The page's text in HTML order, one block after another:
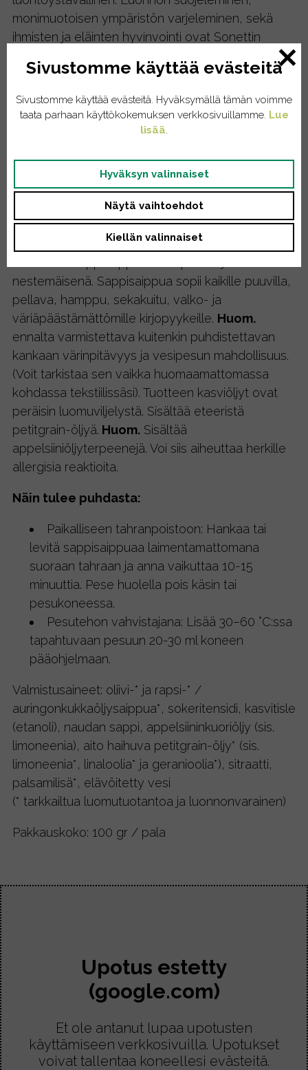
monimuotoisen ympäristön varjeleminen, sekä
ihmisten ja eläinten hyvinvointi ovat Sonettin
Kiusaako ärsyttävä tahra
suosikkitekstiilissäsi? Sonettin tahranpoistoaine –
sappisaippua – ratkaisee kriisin. Se poistaa kaikki
fläkit kankaista. Sellaiset hankalatkin läntit, kuten
rasva-, hedelmä-, ruoho-, mustekynä- ,
nestemäisenä. Sappisaippua sopii kaikille puuvilla,
pellava, hamppu, sekakuitu, valko- ja
väriäpäästämättömille kirjopyykeille. Huom.
ennalta varmistettava kuitenkin puhdistettavan
kankaan värinpitävyys ja vesipesun mahdollisuus.
(Voit tarkistaa sen vaikka huomaamattomassa
kohdassa tekstiilissäsi). Tuotteen kasviöljyt ovat
peräisin luomuviljelystä. Sisältää eteeristä
petitgrain-öljyä. Huom. Sisältää
appelsiiniöljyterpeenejä. Voi siis aiheuttaa herkille
allergisia reaktioita.
Näin tulee puhdasta:
Paikalliseen tahranpoistoon: Hankaa tai
levitä sappisaippuaa laimentamattomana
suoraan tahraan ja anna vaikuttaa 10-15
minuuttia. Pese huolella pois käsin tai
pesukoneessa.
Pesutehon vahvistajana: Lisää 30–60 °C:ssa
tapahtuvaan pesuun 20-30 ml koneen
pääohjelmaan.
Valmistusaineet: oliivi-* ja rapsi-* /
auringonkukkaöljysaippua*, sokeritensidi, kasvitisle
(etanoli), naudan sappi, appelsiininkuoriöljy (sis.
limoneenia), aito haihuva petitgrain-öljy* (sis.
limoneenia*, linaloolia* ja geranioolia*), sitraatti,
palsamilisä*, elävöitetty vesi
(* tarkkailtua luomutuotantoa ja luonnonvarainen)
Pakkauskoko: 100 gr / pala
Upotus estetty
(google.com)
Et ole antanut lupaa upotusten
käyttämiseen verkkosivuilla. Upotukset
voivat tallentaa koneellesi evästeitä.
Sivustomme käyttää evästeitä
Sivustomme käyttää evästeitä. Hyväksymällä tämän voimme
taata parhaan käyttökokemuksen verkkosivuillamme. Lue
lisää
Hyväksyn valinnaiset
Näytä vaihtoehdot
Kiellän valinnaiset